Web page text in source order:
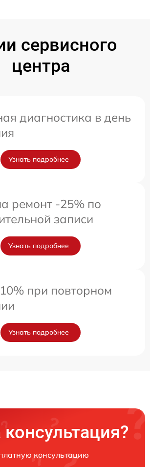
сервисного
центра
диагностика в день
Узнать подробнее
ремонт -25% по
записи
Узнать подробнее
при повторном
Узнать подробнее
консультацию